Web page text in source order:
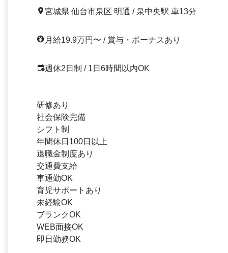
宮城県 仙台市泉区 明通 / 泉中央駅 車13分
月給19.9万円〜 / 賞与・ボーナスあり
週休2日制 / 1日6時間以内OK
研修あり
社会保険完備
シフト制
年間休日100日以上
退職金制度あり
交通費支給
車通勤OK
育児サポートあり
未経験OK
ブランクOK
WEB面接OK
即日勤務OK